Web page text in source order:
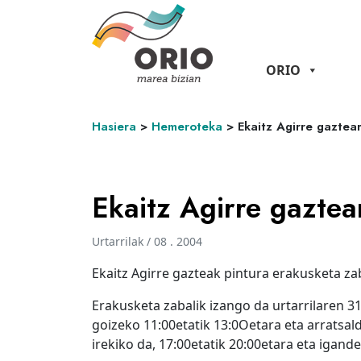
ORIO
Hasiera > Hemeroteka > Ekaitz Agirre
Ekaitz Agirre
Urtarrilak / 08 . 2004
Ekaitz Agirre gazteak pintura erakusketa
Erakusketa zabalik izango da urtarrilaren
goizeko 11:00etatik 13:0Oetara eta
irekiko da, 17:00etatik 20:00etara eta